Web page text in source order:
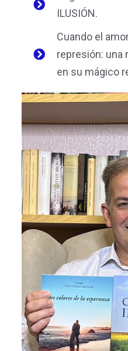
ILUSIÓN.
Cuando el
represión: una
en su mágico